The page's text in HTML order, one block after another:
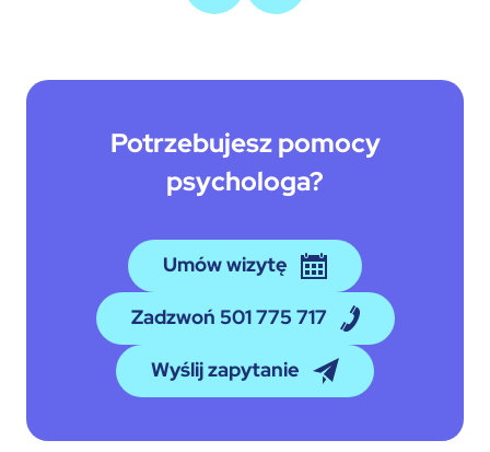
Potrzebujesz pomocy
psychologa?
Umów wizytę
Zadzwoń 501 775 717
Wyślij zapytanie